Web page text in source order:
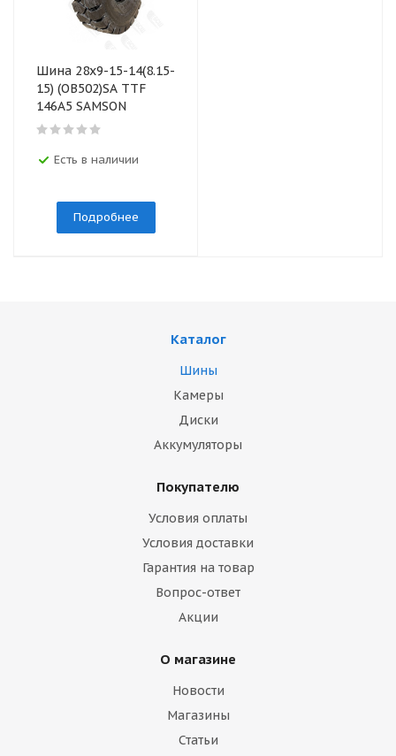
Шина 28х9-15-14(8.15-
15) (OB502)SA TТF
146A5 SAMSON
Есть в наличии
Подробнее
Каталог
Шины
Камеры
Диски
Аккумуляторы
Покупателю
Условия оплаты
Условия доставки
Гарантия на товар
Вопрос-ответ
Акции
О магазине
Новости
Магазины
Статьи